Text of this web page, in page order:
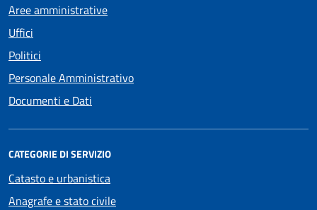
Aree amministrative
Uffici
Politici
Personale Amministrativo
Documenti e Dati
CATEGORIE DI SERVIZIO
Catasto e urbanistica
Anagrafe e stato civile